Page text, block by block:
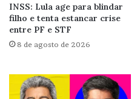
INSS: Lula age para blindar
filho e tenta estancar crise
entre PF e STF
8 de agosto de 2026